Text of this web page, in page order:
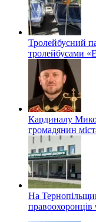
Тролейбусний
тролейбусами
Кардиналу
громадянин
На
правоохоронців